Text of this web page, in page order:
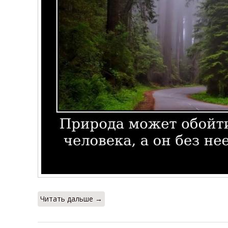
Читать дальше →